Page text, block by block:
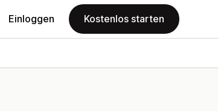
Einloggen Kostenlos starten